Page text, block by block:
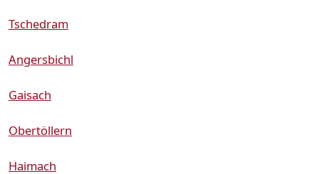
Tschedram
Angersbichl
Gaisach
Obertöllern
Haimach